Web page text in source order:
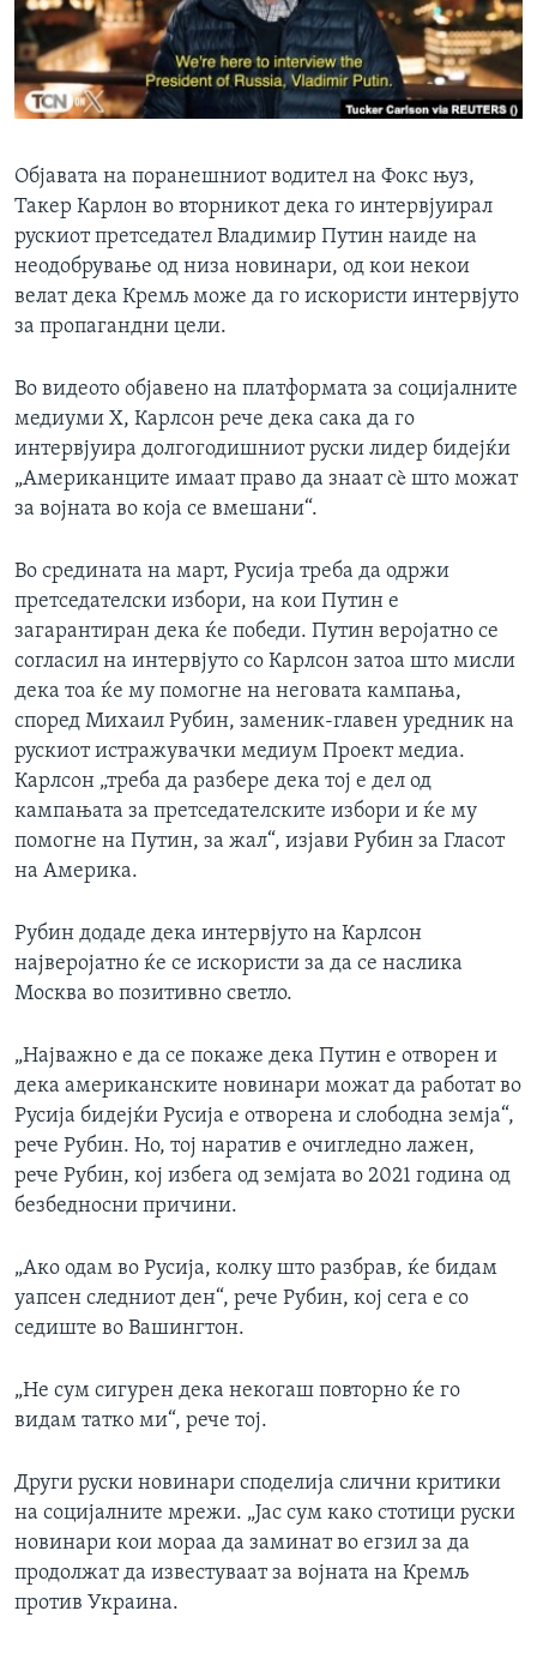
ИНТЕРВЈУА
Јазици
Објавата на поранешниот водител на Фокс њуз,
Такер Карлон во вторникот дека го интервјуирал
рускиот претседател Владимир Путин наиде на
неодобрување од низа новинари, од кои некои
велат дека Кремљ може да го искористи интервјуто
за пропагандни цели.
Во видеото објавено на платформата за социјалните
медиуми X, Карлсон рече дека сака да го
интервјуира долгогодишниот руски лидер бидејќи
„Американците имаат право да знаат сè што можат
за војната во која се вмешани“.
Во средината на март, Русија треба да одржи
претседателски избори, на кои Путин е
загарантиран дека ќе победи. Путин веројатно се
согласил на интервјуто со Карлсон затоа што мисли
дека тоа ќе му помогне на неговата кампања,
според Михаил Рубин, заменик-главен уредник на
рускиот истражувачки медиум Проект медиа.
Карлсон „треба да разбере дека тој е дел од
кампањата за претседателските избори и ќе му
помогне на Путин, за жал“, изјави Рубин за Гласот
на Америка.
Рубин додаде дека интервјуто на Карлсон
најверојатно ќе се искористи за да се наслика
Москва во позитивно светло.
„Најважно е да се покаже дека Путин е отворен и
дека американските новинари можат да работат во
Русија бидејќи Русија е отворена и слободна земја“,
рече Рубин. Но, тој наратив е очигледно лажен,
рече Рубин, кој избега од земјата во 2021 година од
безбедносни причини.
„Ако одам во Русија, колку што разбрав, ќе бидам
уапсен следниот ден“, рече Рубин, кој сега е со
седиште во Вашингтон.
„Не сум сигурен дека некогаш повторно ќе го
видам татко ми“, рече тој.
Други руски новинари споделија слични критики
на социјалните мрежи. „Јас сум како стотици руски
новинари кои мораа да заминат во егзил за да
продолжат да известуваат за војната на Кремљ
против Украина.